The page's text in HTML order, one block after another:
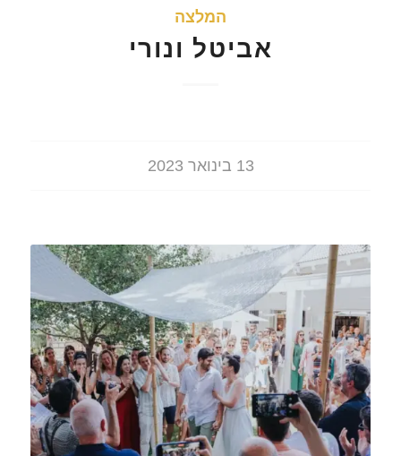
המלצה
אביטל ונורי
13 בינואר 2023